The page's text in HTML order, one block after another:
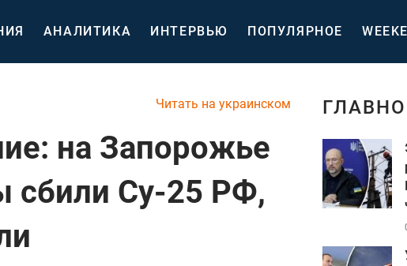
АНАЛИТИКА ИНТЕРВЬЮ ПОПУЛЯРНОЕ
Читать на украинском
на Запорожье
сбили Су-25 РФ,